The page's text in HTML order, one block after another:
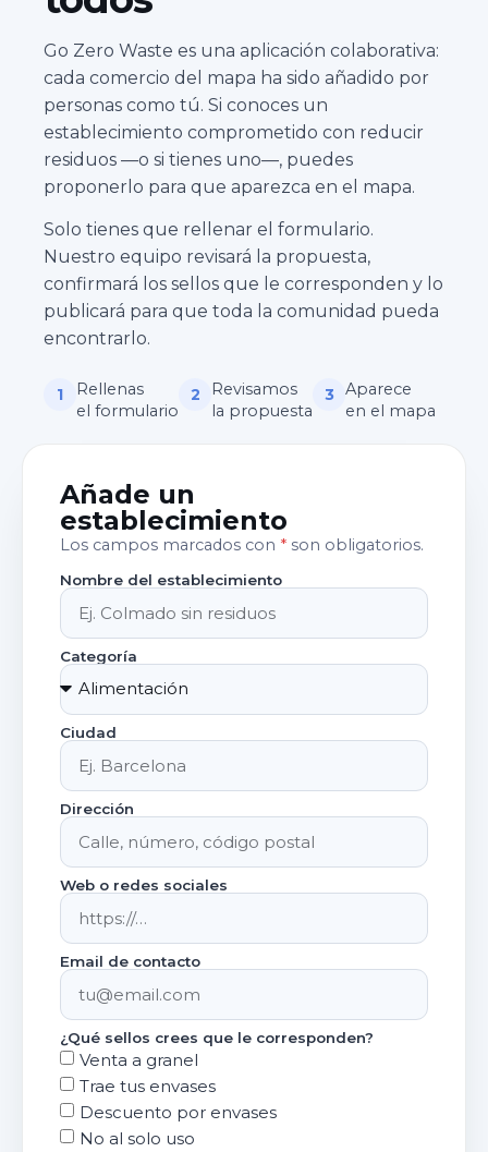
Go Zero Waste es una aplicación colaborativa:
cada comercio del mapa ha sido añadido por
personas como tú. Si conoces un
establecimiento comprometido con reducir
residuos —o si tienes uno—, puedes
proponerlo para que aparezca en el mapa.
Solo tienes que rellenar el formulario.
Nuestro equipo revisará la propuesta,
confirmará los sellos que le corresponden y lo
publicará para que toda la comunidad pueda
encontrarlo.
1
Rellenas
el formulario
2
Revisamos
la propuesta
3
Aparece
en el mapa
Añade un
establecimiento
Los campos marcados con * son obligatorios.
Nombre del establecimiento
Categoría
Ciudad
Dirección
Web o redes sociales
Email de contacto
¿Qué sellos crees que le corresponden?
Venta a granel
Trae tus envases
Descuento por envases
No al solo uso